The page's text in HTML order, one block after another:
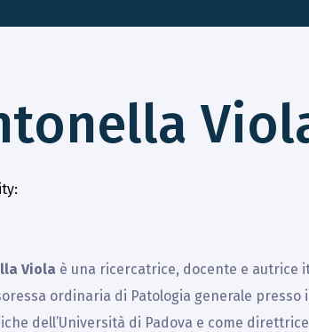
Viola è una ricercatrice, docente e autrice
ordinaria di Patologia generale presso
dell’Università di Padova e come